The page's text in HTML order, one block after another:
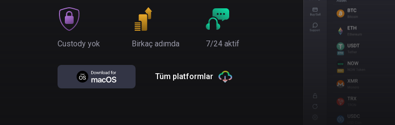
Custody yok Birkaç adımda 7/24 aktif
Tüm platformlar